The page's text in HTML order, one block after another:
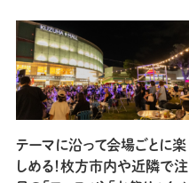
テーマに沿って会場ごとに楽
しめる！枚方市内や近隣で注